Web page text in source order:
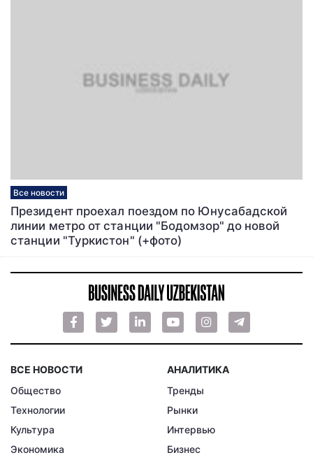
Все новости
Президент проехал поездом по Юнусабадской
линии метро от станции "Бодомзор" до новой
станции "Туркистон" (+фото)
ВСЕ НОВОСТИ
Общество
Технологии
Культура
Экономика
АНАЛИТИКА
Тренды
Рынки
Интервью
Бизнес